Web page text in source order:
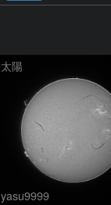
太陽
yasu9999